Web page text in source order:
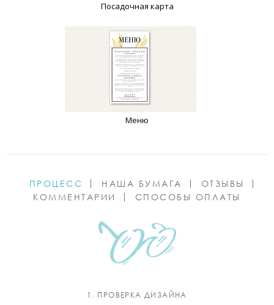
Посадочная карта
Меню
ПРОЦЕСС НАША БУМАГА
ОТЗЫВЫ
КОММЕНТАРИИ
СПОСОБЫ ОПЛАТЫ
1. ПРОВЕРКА ДИЗАЙНА